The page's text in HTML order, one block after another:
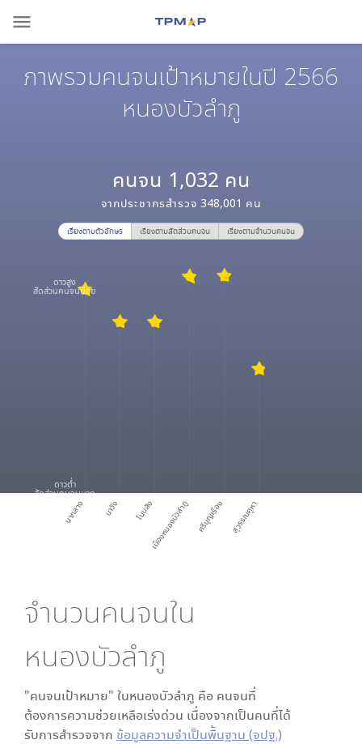
menu
ภาพรวมคนจนเป้าหมายในปี 2566
หนองบัวลำภู
คนจน 1,032 คน
จากประชากรสำรวจ 348,001 คน
เรียงตามตัวอักษร เรียงตามสัดส่วนคนจน เรียงตามจำนวนคนจน
นากลาง นาวัง โนนสังเมืองหนองบัวลำภู ศรีบุญเรือง สุวรรณคูหา
ดาวสูง
สัดส่วนคนจนน้อย
ดาวต่ำ
สัดส่วนคนจนมาก
จำนวนคนจนใน
หนองบัวลำภู
"คนจนเป้าหมาย" ในหนองบัวลำภู คือ คนจนที่
ต้องการความช่วยเหลือเร่งด่วน เนื่องจากเป็นคนที่ได้
รับการสำรวจจาก ข้อมูลความจำเป็นพื้นฐาน (จปฐ.)